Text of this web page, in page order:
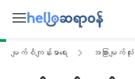
မျက်စိကျန်းမာရေး အခြားမျက်လုံး